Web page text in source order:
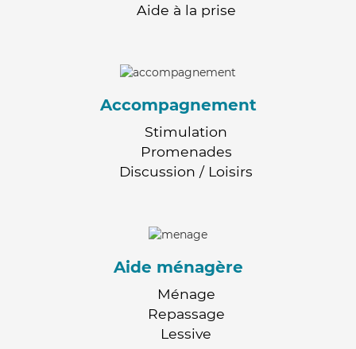
Aide à la prise
Accompagnement
Stimulation
Promenades
Discussion / Loisirs
Aide ménagère
Ménage
Repassage
Lessive